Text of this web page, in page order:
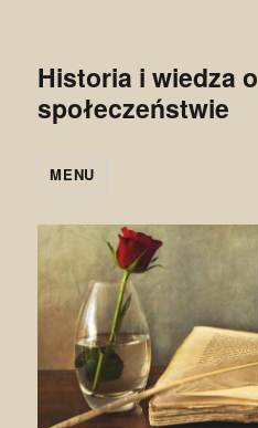
Historia i wiedza o
społeczeństwie
MENU